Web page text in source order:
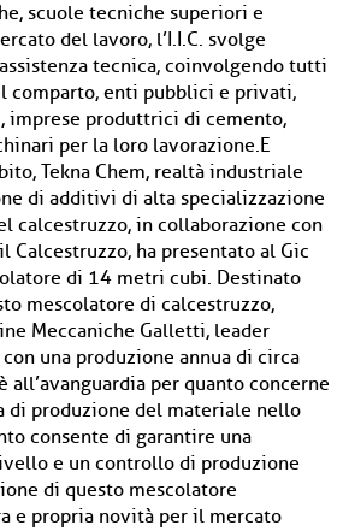
scuole tecniche superiori e
del lavoro, l’I.I.C. svolge
tecnica, coinvolgendo tutti
comparto, enti pubblici e privati,
imprese produttrici di cemento,
per la loro lavorazione.E
Tekna Chem, realtà industriale
di additivi di alta specializzazione
calcestruzzo, in collaborazione con
Calcestruzzo, ha presentato al Gic
di 14 metri cubi. Destinato
mescolatore di calcestruzzo,
Meccaniche Galletti, leader
una produzione annua di circa
all’avanguardia per quanto concerne
di produzione del materiale nello
consente di garantire una
e un controllo di produzione
di questo mescolatore
e propria novità per il mercato